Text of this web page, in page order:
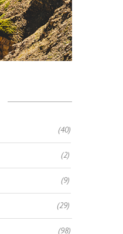
(40)
(2)
(9)
(29)
(98)